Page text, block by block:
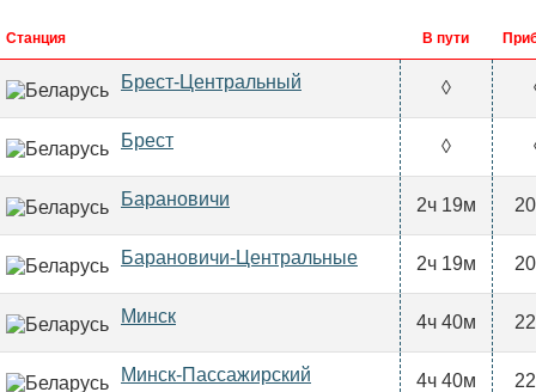
Станция В пути
Брест-Центральный ◊
Брест ◊
Барановичи 2ч 19м
Барановичи-Центральные 2ч 19м
Минск 4ч 40м
Минск-Пассажирский 4ч 40м